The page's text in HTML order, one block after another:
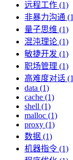
远程工作 (1)
非暴力沟通
量子思维 (1)
混沌理论 (1)
敏捷开发 (1)
职场管理 (1)
高难度对话
data (1)
cache (1)
shell (1)
malloc (1)
proxy (1)
数据 (1)
机器指令 (1)